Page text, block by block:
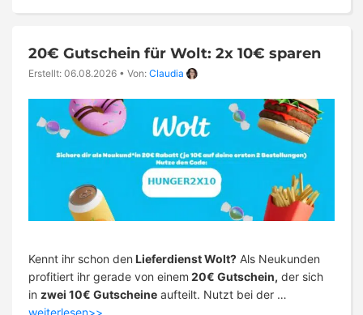
20€ Gutschein für Wolt: 2x 10€ sparen
Erstellt: 06.08.2026 • Von: Claudia
Kennt ihr schon den Lieferdienst Wolt? Als Neukunden
profitiert ihr gerade von einem 20€ Gutschein, der sich
in zwei 10€ Gutscheine aufteilt. Nutzt bei der …
weiterlesen>>